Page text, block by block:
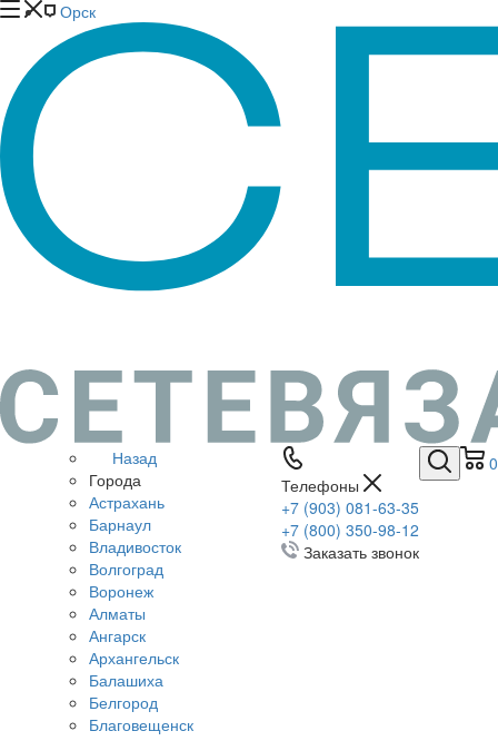
0
Телефоны
+7 (903) 081-63-35
+7 (800) 350-98-12
Заказать звонок
Орск
Назад
Города
Астрахань
Барнаул
Владивосток
Волгоград
Воронеж
Алматы
Ангарск
Архангельск
Балашиха
Белгород
Благовещенск